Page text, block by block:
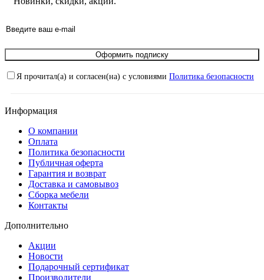
Оформить подписку
Я прочитал(а) и согласен(на) с условиями Политика безопасности
Информация
О компании
Оплата
Политика безопасности
Публичная оферта
Гарантия и возврат
Доставка и самовывоз
Сборка мебели
Контакты
Дополнительно
Акции
Новости
Подарочный сертификат
Производители